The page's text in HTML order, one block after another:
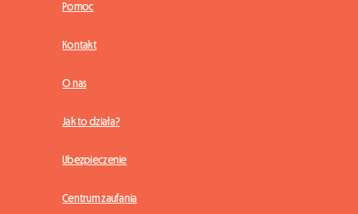
Pomoc
Kontakt
O nas
Jak to działa?
Ubezpieczenie
Centrum zaufania